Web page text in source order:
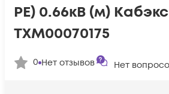
PE) 0.66кВ (м) Кабэкс
ТХМ00070175
0 Нет отзывов Нет